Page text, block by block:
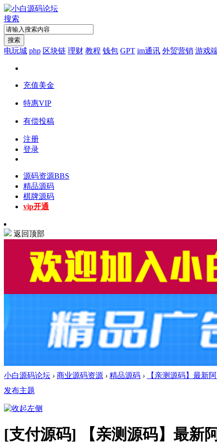
搜索
搜索
电玩城 php 区块链 理财 教程 钱包 GPT im通讯 外贸营销 游戏
充值美金
特惠VIP
有偿投稿
注册
登录
源码资源BBS
精品源码
棋牌源码
vip开通
返回顶部
小白源码论坛 › 商业源码资源 › 精品源码 ›
【亲测源码】最新
发布主题
[支付源码]
【亲测源码】最新